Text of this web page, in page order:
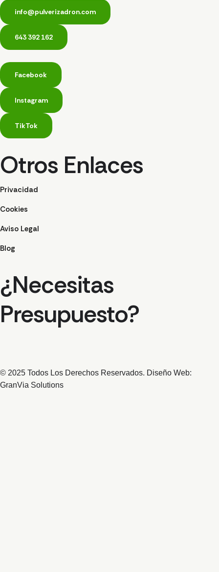
info@pulverizadron.com
643 392 162
Facebook
Instagram
TikTok
Otros Enlaces
Privacidad
Cookies
Aviso Legal
Blog
¿Necesitas
Presupuesto?
© 2025 Todos Los Derechos Reservados. Diseño Web:
GranVia Solutions